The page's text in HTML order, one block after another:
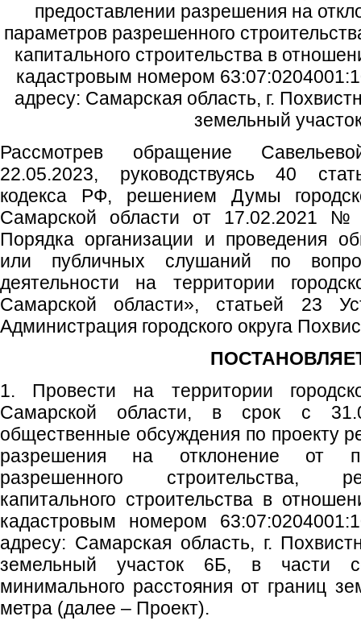
предоставлении разрешения на
параметров разрешенного
капитального строительства в
кадастровым номером
адресу: Самарская область, г.
земельный
Рассмотрев обращение
22.05.2023, руководствуясь 40
кодекса РФ, решением Думы
Самарской области от 17.02.2021
Порядка организации и проведения
или публичных слушаний по
деятельности на территории
Самарской области», статьей 23
Администрация городского округа
1. Провести на территории
Самарской области, в срок с
общественные обсуждения по проекту
разрешения на отклонение от
разрешенного строительства,
капитального строительства в
кадастровым номером
адресу: Самарская область, г.
земельный участок 6Б, в части
минимального расстояния от границ
метра (далее – Проект).